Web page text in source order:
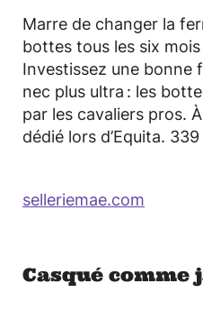
Marre de changer la
bottes tous les six mois
Investissez une bonne
nec plus ultra : les
par les cavaliers pros.
dédié lors d’Equita.
selleriemae.com
Casqué comme